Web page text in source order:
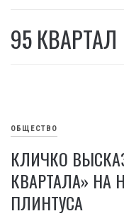
95 КВАРТАЛ
ОБЩЕСТВО
КЛИЧКО
КВАРТАЛА» НА
ПЛИНТУСА